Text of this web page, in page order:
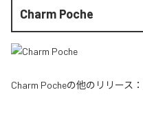
Charm Poche
Charm Pocheの他のリリース：